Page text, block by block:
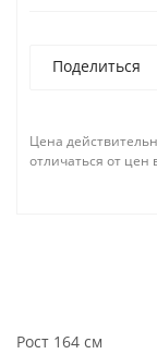
Поделиться
Цена
отличаться от цен
Рост 164 см